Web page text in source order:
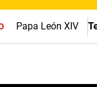
Papa León XIV